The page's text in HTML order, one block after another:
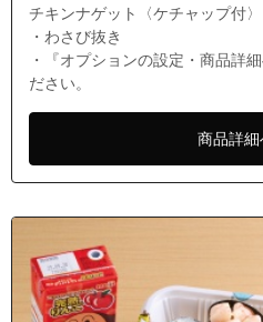
チキンナゲット〈ケチャップ付
・わさび抜き
・『オプションの設定・商品詳
ださい。
商品詳細